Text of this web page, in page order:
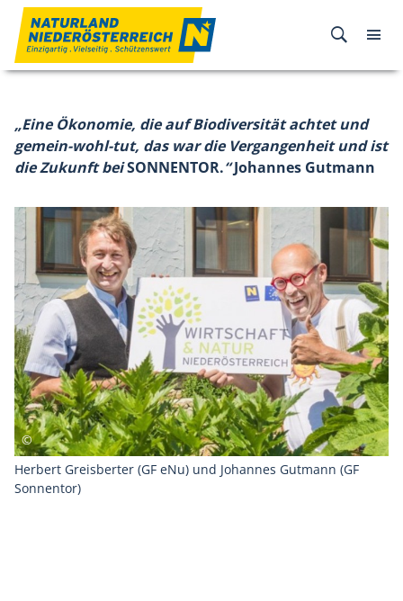
Zum Inhalt
„Eine Ökonomie, die auf Biodiversität achtet und
gemein-wohl-tut, das war die Vergangenheit und ist
die Zukunft beiSONNENTOR.“Johannes Gutmann
Herbert Greisberter (GF eNu) und Johannes Gutmann (GF
Sonnentor)